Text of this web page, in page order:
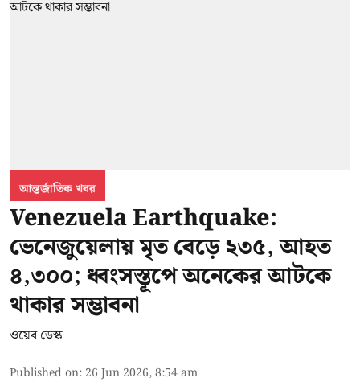
আন্তর্জাতিক খবর
Venezuela Earthquake:
ভেনেজুয়েলায় মৃত বেড়ে ২৩৫, আহত
৪,৩০০; ধ্বংসস্তূপে অনেকের আটকে
থাকার সম্ভাবনা
ওয়েব ডেস্ক
Published on: 26 Jun 2026, 8:54 am